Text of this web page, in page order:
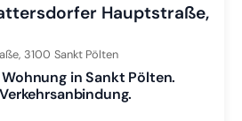
Hauptstraße,
3100 Sankt Pölten
in Sankt Pölten.